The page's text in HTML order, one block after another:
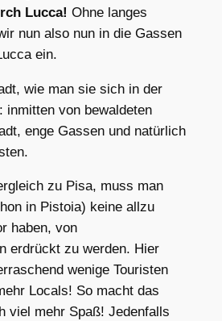
Lucca! Ohne langes
nun also nun in die Gassen
ein.
wie man sie sich in der
inmitten von bewaldeten
enge Gassen und natürlich
zu Pisa, muss man
in Pistoia) keine allzu
haben, von
erdrückt zu werden. Hier
wenige Touristen
Locals! So macht das
viel mehr Spaß! Jedenfalls